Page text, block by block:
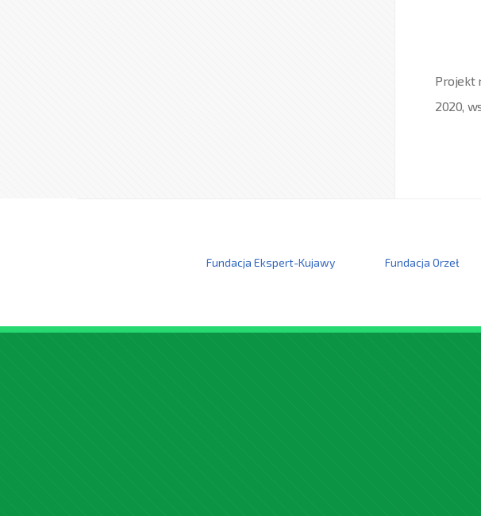
Projekt
2020,
Fundacja Ekspert-Kujawy Fundacja Orzeł